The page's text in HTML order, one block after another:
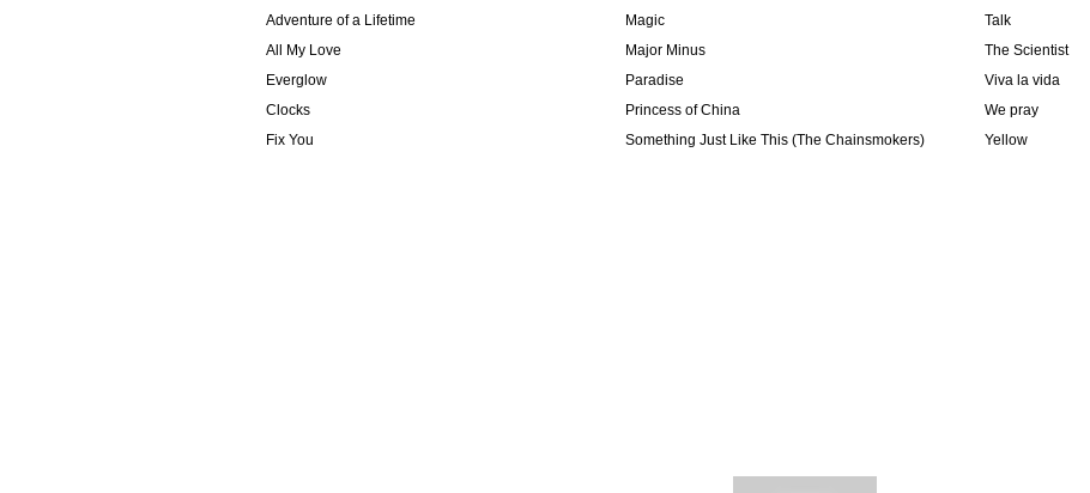
Adventure of a Lifetime
All My Love
Everglow
Clocks
Fix You
Magic
Major Minus
Paradise
Princess of China
Something Just Like This (The Chainsmokers)
Talk
The Scientist
Viva la vida
We pray
Yellow